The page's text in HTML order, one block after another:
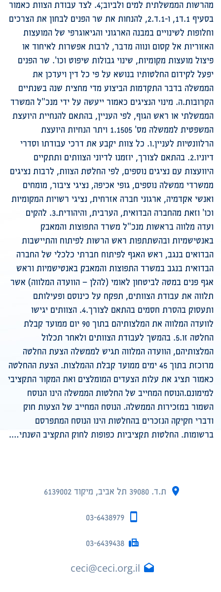
מהרשות הממשלתית למים ולביוב;4. לצד עבודת הצוות כאמור
בסעיף 1.ד1, ו-1.ד.2, להנחות את שר הפנים לבחון את הצרכים
וחלופות לשינויים במבנה הארגוני והגיאוגרפי של המועצות
האזוריות אל קסום ונווה מדבר, לרבות אפשרות לאיחוד או
פיצול מועצות מקומיות, שינוי גבולות שיפוט וכו'. שר הפנים
יפעל לקידום החלטותיו בנושא על פי כל דין ויעדכן את
הממשלה בדבר התקדמות הביצוע מדי מחצית שנה בשנתיים
הקרובות.ה. מינוי הנציגים כאמור ייעשה על ידי מנכ"ל המשרד
הממשלתי או ראש הגוף, לפי העניין, בהתאם להנחיית היועצת
המשפטית לממשלה מס' 1.1505 ויתר הנחיות היועצת
הרלוונטיות לעניין.ו. כל צוות יקבע את דרכי עבודתו וסדרי
דיוניו.2. בהתאם לצורך, יוזמנו לדיוני הצוותים ותתקיים
היוועצות עם נציגים נוספים, לפי החלטת הצוות, לרבות נציגים
ממשרדי ממשלה נוספים, גופי אכיפה, נציגי ציבור, מומחים
ואנשי אקדמיה, ארגוני חברה אזרחית, נציגי רשויות המקומיות
וכו' וזאת מהחברה הבדואית, הערבית, והיהודית.3. להקים
ועדה מלווה בראשות מנכ"ל משרד התפוצות והמאבק
באנטישמיות ובהשתתפות ראש הרשות לפיתוח והתיישבות
הבדואים בנגב, ראש האגף לפיתוח חברתי כלכלי של החברה
הבדואית בנגב במשרד התפוצות והמאבק באנטישמיות וראש
אגף פנים במטה לביטחון לאומי (להלן – הוועדה המלווה) אשר
תלווה את עבודת הצוותים, תפקח על כינוסם ופעילותם
ותעסוק בהסרת חסמים בהתאם לצורך.4. הצוותים יגישו
לוועדה המלווה את המלצותיהם בתוך 90 יום ממועד קבלת
החלטה זו.5. בהמשך לעבודת הצוותים ולאחר תכלול
המלצותיהם, הוועדה המלווה תגיש לממשלה הצעת החלטה
מרוכזת בתוך 45 ימים ממועד קבלת ההמלצות. הצעת ההחלטה
כאמור תציג את עלות הצעדים המומלצים ואת המקור התקציבי
למימונם.הנוסח המחייב של החלטות הממשלה הינו הנוסח
השמור במזכירות הממשלה. הנוסח המחייב של הצעות חוק
ודברי חקיקה הנזכרים בהחלטות הינו הנוסח המתפרסם
ברשומות. החלטות תקציביות כפופות לחוק התקציב השנתי….
ת.ד. 39080 תל אביב, מיקוד 6139002
03-6438979
03-6439438
ceci@ceci.org.il